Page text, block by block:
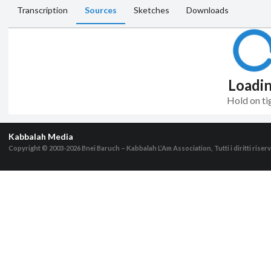
Transcription Sources Sketches Downloads
Hold on
Kabbalah Media
Copyright © 2003-2026Bnei Baruch – Kabbalah L’Am Association, Tutti i diritti